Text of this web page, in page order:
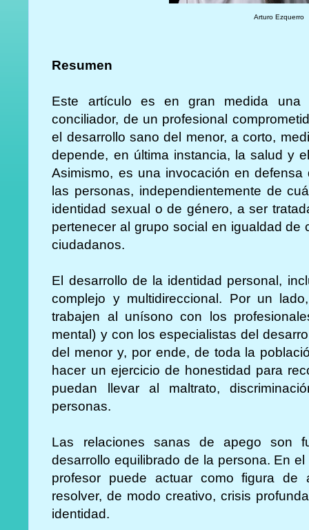
Arturo Ezquerro
Resumen
Este artículo es en gran medida una
conciliador, de un profesional
el desarrollo sano del menor, a corto,
depende, en última instancia, la salud y
Asimismo, es una invocación en
las personas, independientemente de
identidad sexual o de género, a ser
pertenecer al grupo social en igualdad
ciudadanos.
El desarrollo de la identidad personal,
complejo y multidireccional. Por un
trabajen al unísono con los
mental) y con los especialistas del
del menor y, por ende, de toda la
hacer un ejercicio de honestidad para
puedan llevar al maltrato,
personas.
Las relaciones sanas de apego son
desarrollo equilibrado de la persona. En
profesor puede actuar como figura de
resolver, de modo creativo, crisis
identidad.